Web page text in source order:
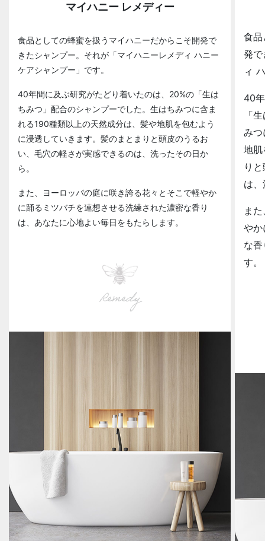
マイハニー レメディー
食品としての蜂蜜を扱うマイハニーだからこそ開発で
きたシャンプー。それが「マイハニーレメディ ハニー
ケアシャンプー」です。
40年間に及ぶ研究がたどり着いたのは、20%の「生は
ちみつ」配合のシャンプーでした。生はちみつに含ま
れる190種類以上の天然成分は、髪や地肌を包むよう
に浸透していきます。髪のまとまりと頭皮のうるお
い、毛穴の軽さが実感できるのは、洗ったその日か
ら。
また、ヨーロッパの庭に咲き誇る花々とそこで軽やか
に踊るミツバチを連想させる洗練された濃密な香り
は、あなたに心地よい毎日をもたらします。
Remedy
食品
発で
ィ
40
「
みつ
地肌
り
は
ま
やか
な
す。